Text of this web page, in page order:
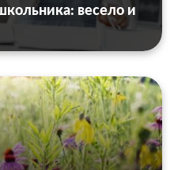
весело и